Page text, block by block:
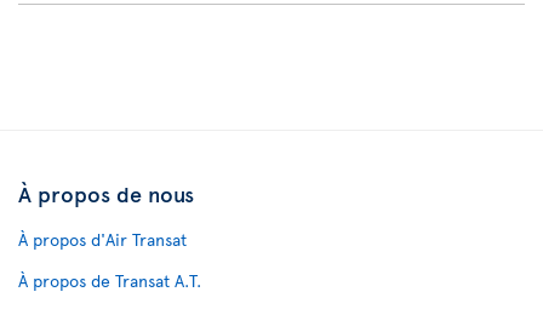
À propos de nous
À propos d'Air Transat
À propos de Transat A.T.